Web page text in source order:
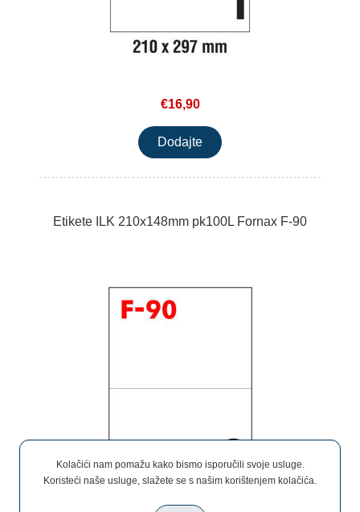
€16,90
Etikete ILK 210x148mm pk100L Fornax F-90
Kolačići nam pomažu kako bismo isporučili svoje usluge.
Koristeći naše usluge, slažete se s našim korištenjem kolačića.